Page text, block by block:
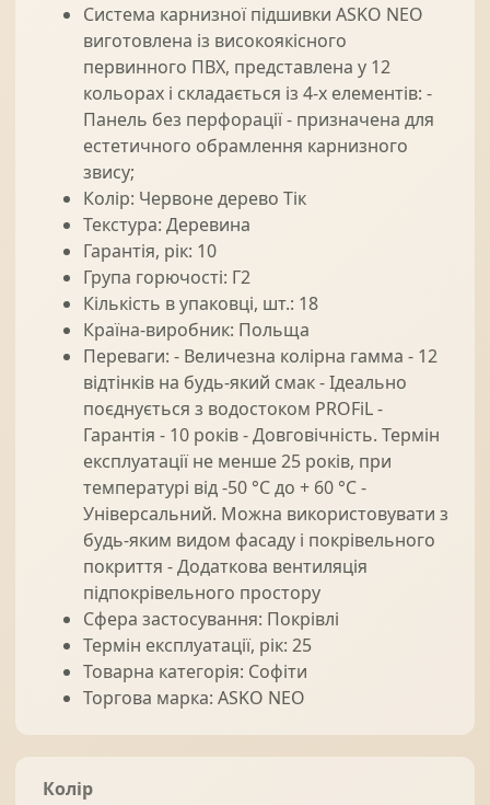
Система карнизної підшивки ASKO NEO
виготовлена із високоякісного
первинного ПВХ, представлена у 12
кольорах і складається із 4-х елементів: -
Панель без перфорації - призначена для
естетичного обрамлення карнизного
звису;
Колір: Червоне дерево Тік
Текстура: Деревина
Гарантія, рік: 10
Група горючості: Г2
Кількість в упаковці, шт.: 18
Країна-виробник: Польща
Переваги: - Величезна колірна гамма - 12
відтінків на будь-який смак - Ідеально
поєднується з водостоком PROFiL -
Гарантія - 10 років - Довговічність. Термін
експлуатації не менше 25 років, при
температурі від -50 °C до + 60 °C -
Універсальний. Можна використовувати з
будь-яким видом фасаду і покрівельного
покриття - Додаткова вентиляція
підпокрівельного простору
Сфера застосування: Покрівлі
Термін експлуатації, рік: 25
Товарна категорія: Софіти
Торгова марка: ASKO NEO
Колір